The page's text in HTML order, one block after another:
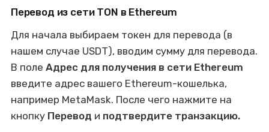
Перевод из сети TON в Ethereum
Для начала выбираем токен для перевода (в
нашем случае USDT), вводим сумму для перевода.
В поле Адрес для получения в сети Ethereum
введите адрес вашего Ethereum-кошелька,
например MetaMask. После чего нажмите на
кнопку Перевод и подтвердите транзакцию.